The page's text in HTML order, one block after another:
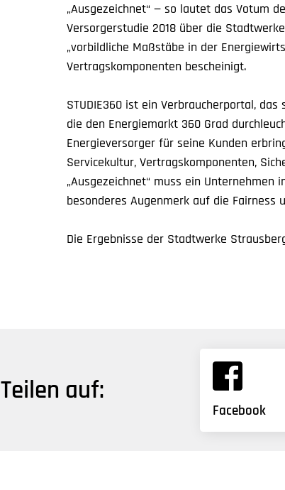
„Ausgezeichnet“ — so lautet das Votum
Versorgerstudie 2018 über die
„vorbildliche Maßstäbe in der
Vertragskomponenten bescheinigt.
STUDIE360 ist ein Verbraucherportal,
die den Energiemarkt 360 Grad
Energieversorger für seine Kunden
Servicekultur, Vertragskomponenten,
„Ausgezeichnet“ muss ein
besonderes Augenmerk auf die Fairness
Die Ergebnisse der Stadtwerke
Teilen auf:
Facebook